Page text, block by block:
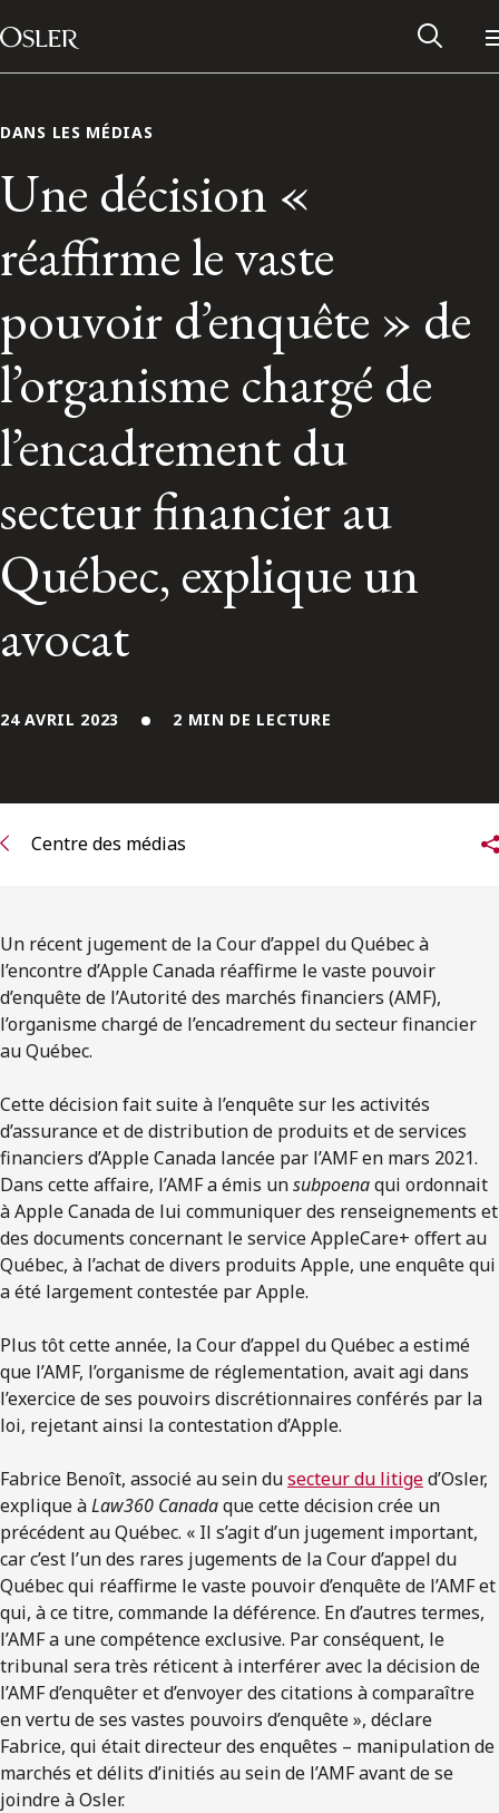
Passer au contenu
Main Navigation
Réseau des anciens d’Osler
Contactez-nous
ENGLISH
S’abonner aux articles Osler
S’abonner
DANS LES MÉDIAS
Une décision «
réaffirme le vaste
pouvoir d’enquête » de
l’organisme chargé de
l’encadrement du
secteur financier au
Québec, explique un
avocat
24 AVRIL 2023 2 MIN DE LECTURE
Centre des médias
Un récent jugement de la Cour d’appel du Québec à
l’encontre d’Apple Canada réaffirme le vaste pouvoir
d’enquête de l’Autorité des marchés financiers (AMF),
l’organisme chargé de l’encadrement du secteur financier
au Québec.
Cette décision fait suite à l’enquête sur les activités
d’assurance et de distribution de produits et de services
financiers d’Apple Canada lancée par l’AMF en mars 2021.
Dans cette affaire, l’AMF a émis unsubpoenaqui ordonnait
à Apple Canada de lui communiquer des renseignements et
des documents concernant le service AppleCare+ oﬀert au
Québec, à l’achat de divers produits Apple, une enquête qui
a été largement contestée par Apple.
Plus tôt cette année, la Cour d’appel du Québec a estimé
que l’AMF, l’organisme de réglementation, avait agi dans
l’exercice de ses pouvoirs discrétionnaires conférés par la
loi, rejetant ainsi la contestation d’Apple.
Fabrice Benoît, associé au sein dusecteur du litiged’Osler,
explique àLaw360 Canadaque cette décision crée un
précédent au Québec. « Il s’agit d’un jugement important,
car c’est l’un des rares jugements de la Cour d’appel du
Québec qui réaffirme le vaste pouvoir d’enquête de l’AMF et
qui, à ce titre, commande la déférence. En d’autres termes,
l’AMF a une compétence exclusive. Par conséquent, le
tribunal sera très réticent à interférer avec la décision de
l’AMF d’enquêter et d’envoyer des citations à comparaître
en vertu de ses vastes pouvoirs d’enquête », déclare
Fabrice, qui était directeur des enquêtes – manipulation de
marchés et délits d’initiés au sein de l’AMF avant de se
joindre à Osler.